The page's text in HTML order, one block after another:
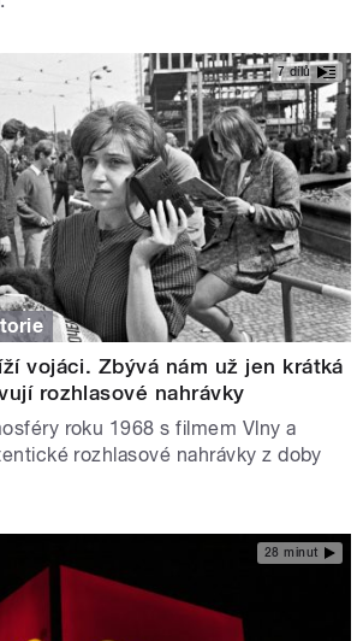
7 dílů
vojáci. Zbývá nám už jen krátká
rozhlasové nahrávky
roku 1968 s filmem Vlny a
rozhlasové nahrávky z doby
28 minut